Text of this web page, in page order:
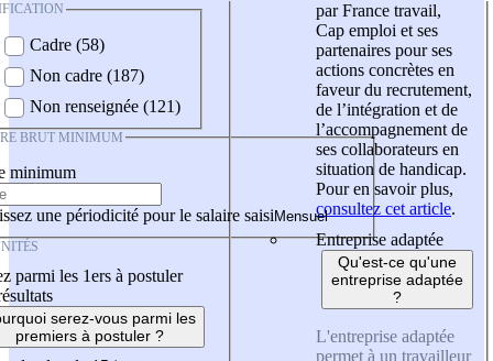
Cadre (58)
Non cadre (187)
Non renseignée (121)
BRUT MINIMUM
minimum
une périodicité pour le salaire saisi
parmi les 1ers à postuler
serez-vous parmi les
premiers à postuler ?
par France travail,
Cap emploi et ses
partenaires pour ses
actions concrètes en
faveur du recrutement,
de l’intégration et de
l’accompagnement de
ses collaborateurs en
situation de handicap.
Pour en savoir plus,
consultez cet article.
Entreprise adaptée
Qu'est-ce qu'une
entreprise adaptée
?
L'entreprise adaptée
permet à un travailleur